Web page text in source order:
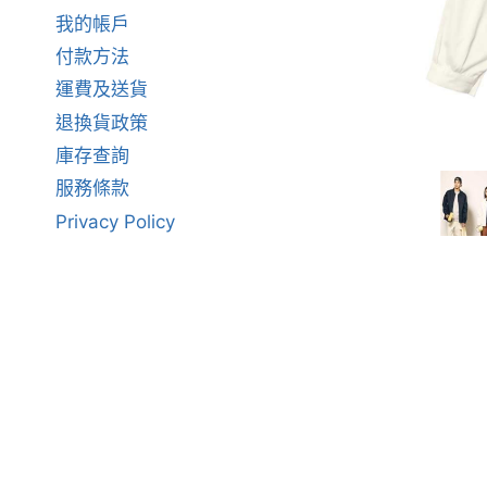
我的帳戶
付款方法
運費及送貨
退換貨政策
庫存查詢
服務條款
Privacy Policy